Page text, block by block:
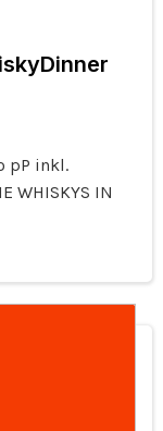
pP inkl.
WHISKYS IN